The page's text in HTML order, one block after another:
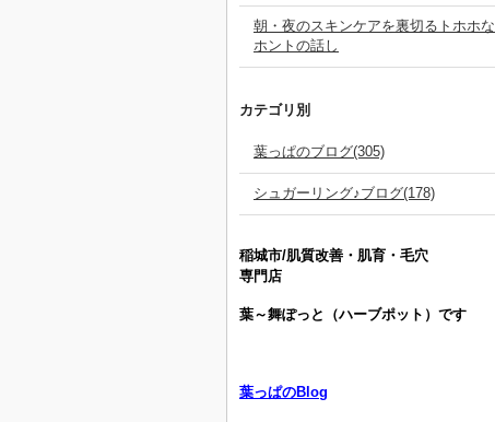
朝・夜のスキンケアを裏切るトホホな
ホントの話し
カテゴリ別
葉っぱのブログ(305)
シュガーリング♪ブログ(178)
稲城市/肌質改善・肌育・毛穴
専門店
葉～舞ぽっと（ハーブポット）です
葉っぱのBlog